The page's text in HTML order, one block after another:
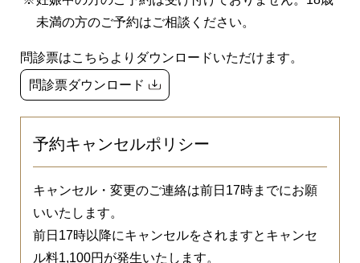
未満の方のご予約はご相談ください。
問診票はこちらよりダウンロードいただけます。
問診票ダウンロード
予約キャンセルポリシー
キャンセル・変更のご連絡は前日17時までにお願
いいたします。
前日17時以降にキャンセルをされますとキャンセ
ル料1,100円が発生いたします。